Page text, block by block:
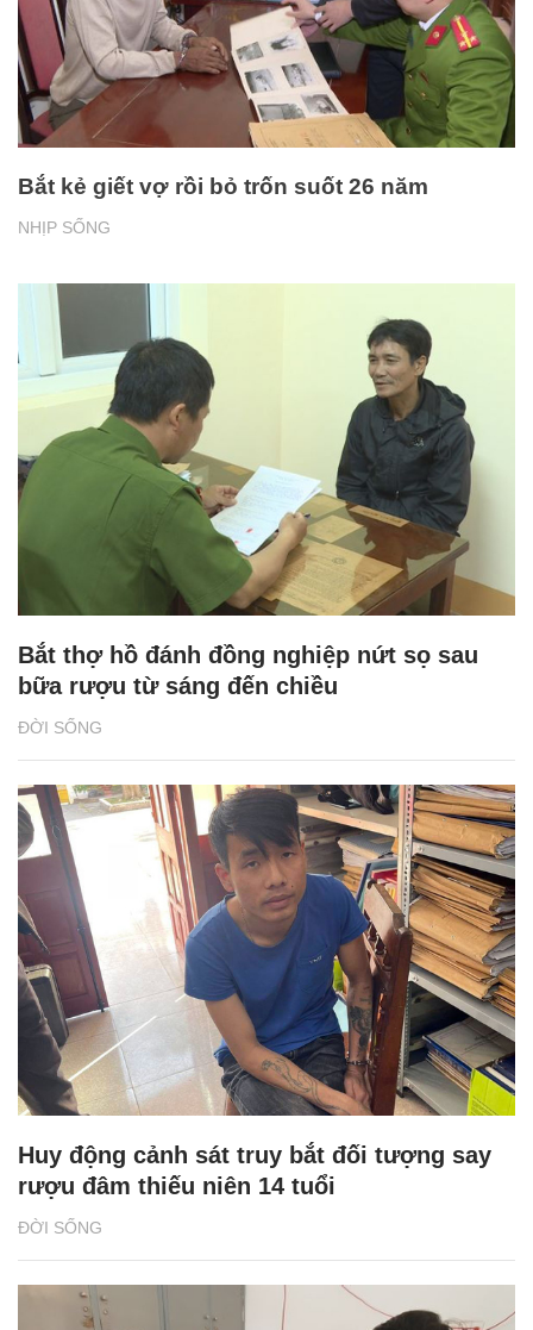
NHỊP SỐNG
Bắt kẻ giết vợ rồi bỏ trốn suốt 26 năm
ĐỜI SỐNG
Bắt thợ hồ đánh đồng nghiệp nứt sọ sau
bữa rượu từ sáng đến chiều
ĐỜI SỐNG
Huy động cảnh sát truy bắt đối tượng say
rượu đâm thiếu niên 14 tuổi